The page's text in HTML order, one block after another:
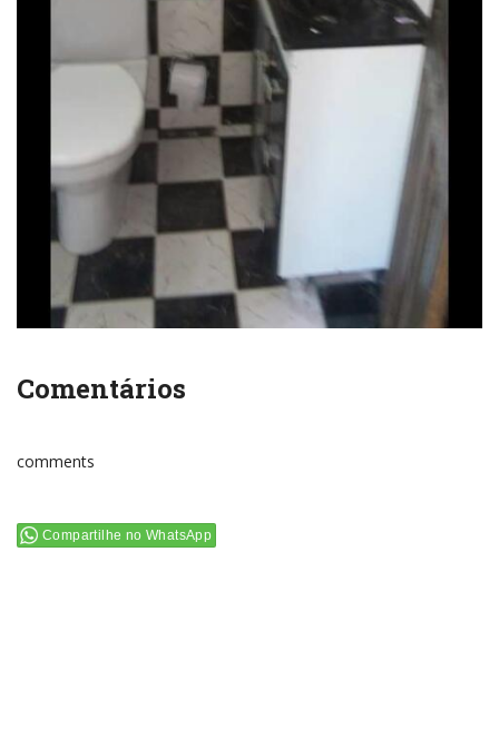
Comentários
comments
Compartilhe no WhatsApp